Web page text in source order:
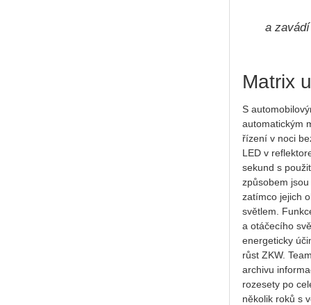
a
Matrix
S
automatickým
řízení v noci
LED v
sekund s
způsobem
zatímco jejich
světlem.
a otáčecího
energeticky
růst ZKW.
archivu
rozesety po
několik roků s